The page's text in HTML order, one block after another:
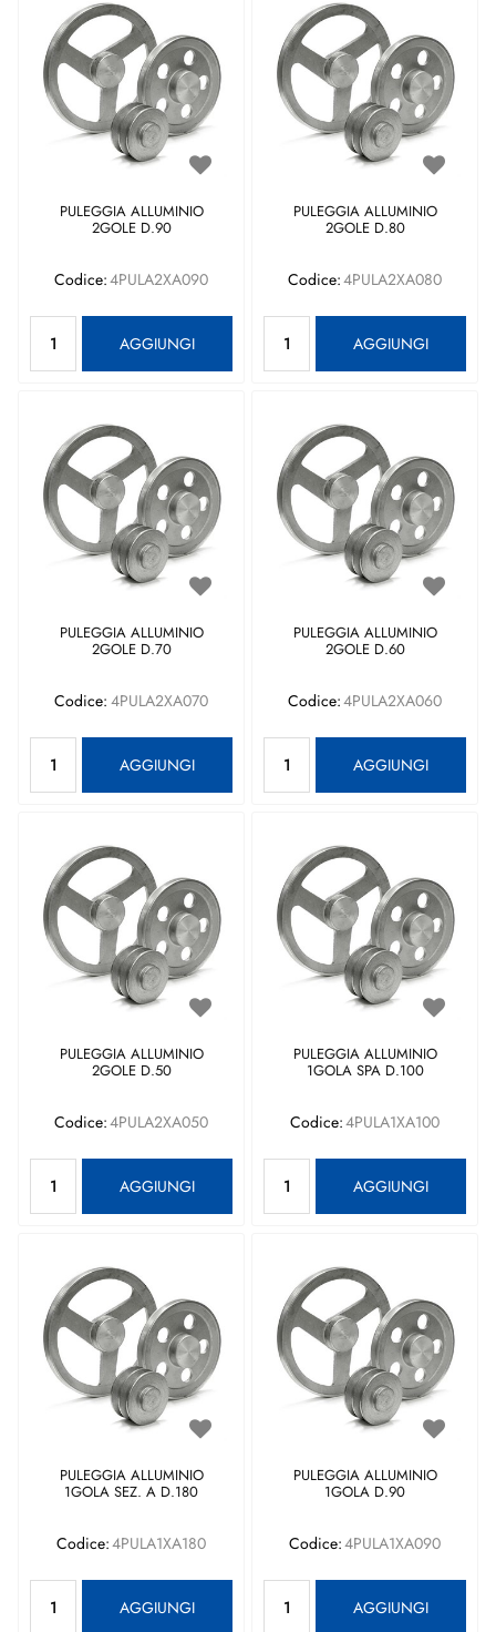
PULEGGIA ALLUMINIO
2GOLE D.90
Codice:4PULA2XA090
AGGIUNGI
PULEGGIA ALLUMINIO
2GOLE D.80
Codice:4PULA2XA080
AGGIUNGI
PULEGGIA ALLUMINIO
2GOLE D.70
Codice: 4PULA2XA070
AGGIUNGI
PULEGGIA ALLUMINIO
2GOLE D.60
Codice:4PULA2XA060
AGGIUNGI
PULEGGIA ALLUMINIO
2GOLE D.50
Codice:4PULA2XA050
AGGIUNGI
PULEGGIA ALLUMINIO
1GOLA SPA D.100
Codice:4PULA1XA100
AGGIUNGI
PULEGGIA ALLUMINIO
1GOLA SEZ. A D.180
Codice:4PULA1XA180
AGGIUNGI
PULEGGIA ALLUMINIO
1GOLA D.90
Codice:4PULA1XA090
AGGIUNGI